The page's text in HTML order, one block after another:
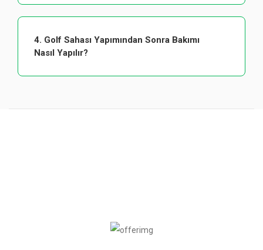
4. Golf Sahası Yapımından Sonra Bakımı
Nasıl Yapılır?